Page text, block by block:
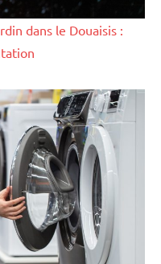
dans le Douaisis :